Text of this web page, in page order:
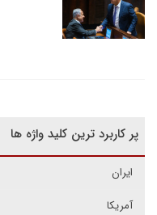
پر کاربرد ترین کلید واژه ها
ایران
آمریکا